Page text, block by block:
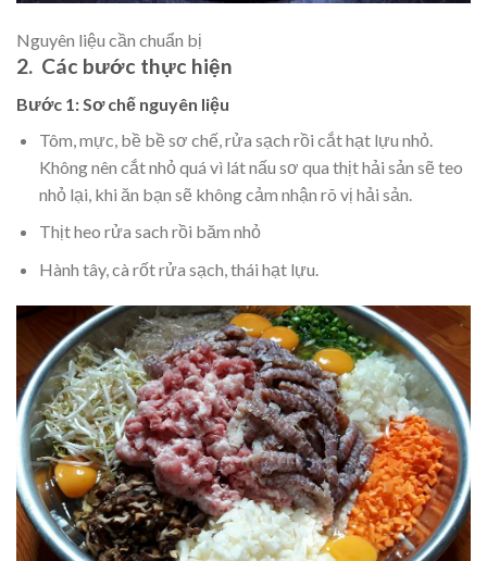
Nguyên liệu cần chuẩn bị
2. Các bước thực hiện
Bước 1: Sơ chế nguyên liệu
Tôm, mực, bề bề sơ chế, rửa sạch rồi cắt hạt lựu nhỏ.
Không nên cắt nhỏ quá vì lát nấu sơ qua thịt hải sản sẽ teo
nhỏ lại, khi ăn bạn sẽ không cảm nhận rõ vị hải sản.
Thịt heo rửa sach rồi băm nhỏ
Hành tây, cà rốt rửa sạch, thái hạt lựu.